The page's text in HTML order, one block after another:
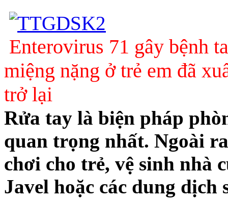
Enterovirus 71 gây bệnh
miệng nặng ở trẻ em đã
trở lại
Rửa tay là biện pháp
quan trọng nhất. Ngoài
chơi cho trẻ, vệ sinh nhà
Javel hoặc các dung